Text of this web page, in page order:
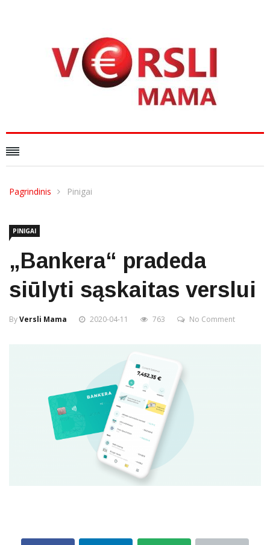
Pagrindinis Pinigai
PINIGAI
„Bankera“ pradeda
siūlyti sąskaitas verslui
ByVersli Mama 2020-04-11 763 No Comment